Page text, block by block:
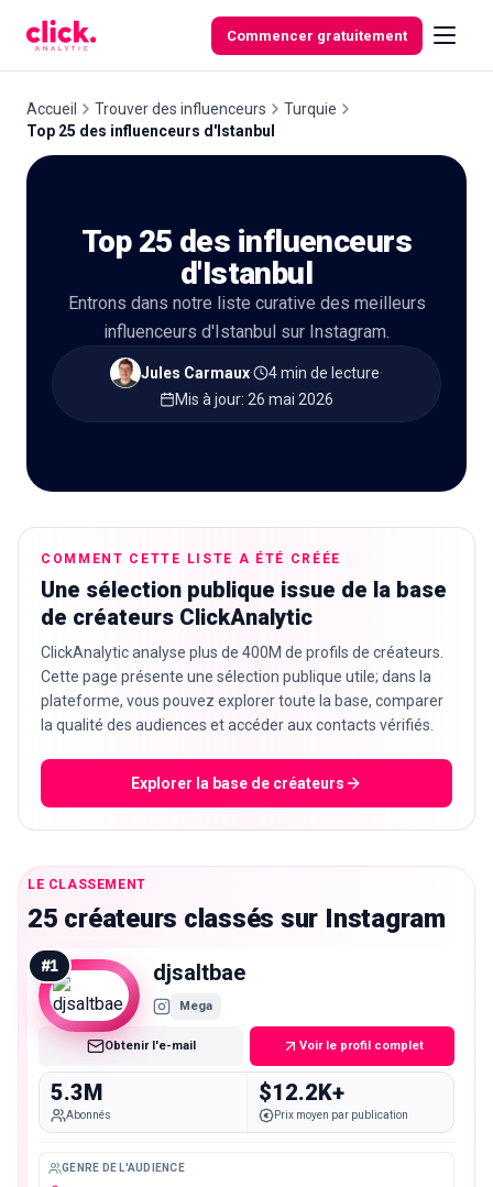
Commencer gratuitement
Outils
gratuits
🇫🇷FR
Accueil Trouver des influenceurs
Turquie
Top 25 des influenceurs d'Istanbul
Top 25 des influenceurs
d'Istanbul
Entrons dans notre liste curative des meilleurs
influenceurs d'Istanbul sur Instagram.
Jules Carmaux· 4 min de lecture·
Mis à jour: 26 mai 2026
COMMENT CETTE LISTE A ÉTÉ CRÉÉE
Une sélection publique issue de la base
de créateurs ClickAnalytic
ClickAnalytic analyse plus de 400M de profils de créateurs.
Cette page présente une sélection publique utile; dans la
plateforme, vous pouvez explorer toute la base, comparer
la qualité des audiences et accéder aux contacts vérifiés.
Explorer la base de créateurs
LE CLASSEMENT
25 créateurs classés sur Instagram
#1 djsaltbae
Mega
Obtenir l'e-mail Voir le profil complet
5.3M
Abonnés
$12.2K+
Prix moyen par publication
GENRE DE L'AUDIENCE